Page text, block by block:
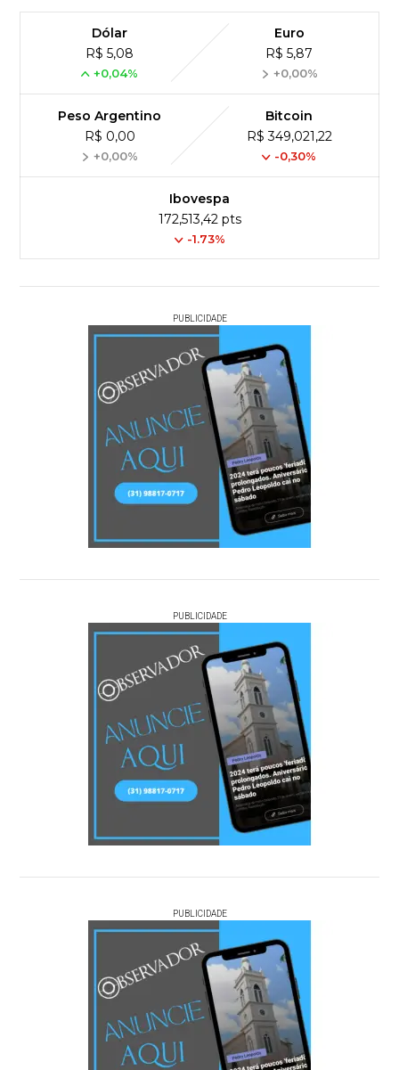
Dólar
R$ 5,08
+0,04%
Euro
R$ 5,87
+0,00%
Peso Argentino
R$ 0,00
+0,00%
Bitcoin
R$ 349,021,22
-0,30%
Ibovespa
172,513,42 pts
-1.73%
PUBLICIDADE
PUBLICIDADE
PUBLICIDADE